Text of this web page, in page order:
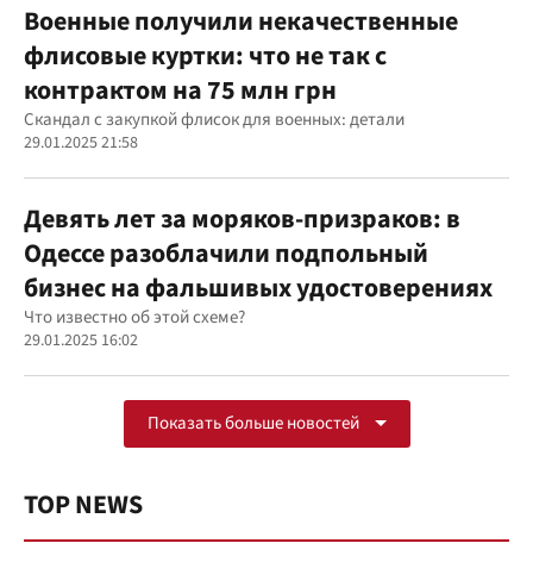
Военные получили некачественные
флисовые куртки: что не так с
контрактом на 75 млн грн
Скандал с закупкой флисок для военных: детали
29.01.2025 21:58
Девять лет за моряков-призраков: в
Одессе разоблачили подпольный
бизнес на фальшивых удостоверениях
Что известно об этой схеме?
29.01.2025 16:02
Показать больше новостей
TOP NEWS